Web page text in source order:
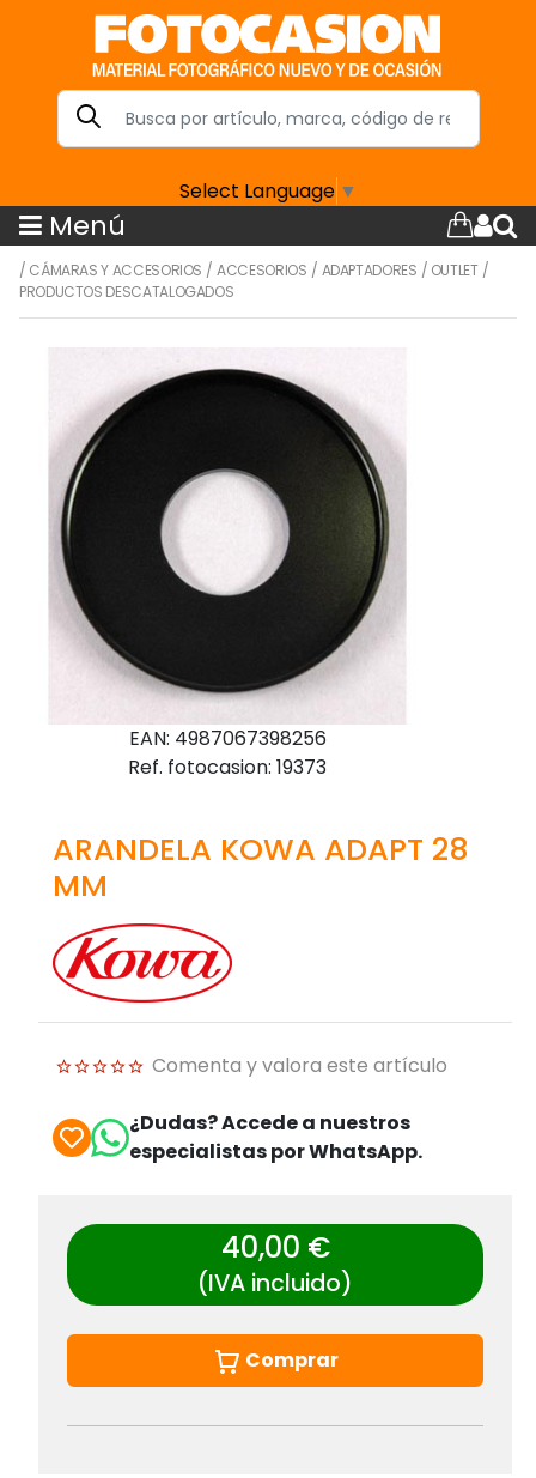
Select Language ▼
Menú
/ CÁMARAS Y ACCESORIOS /ACCESORIOS / ADAPTADORES / OUTLET/
PRODUCTOS DESCATALOGADOS
EAN: 4987067398256
Ref. fotocasion: 19373
ARANDELA KOWA ADAPT 28
MM
Comenta y valora este artículo
¿Dudas? Accede a nuestros
especialistas por WhatsApp.
40,00 €
(IVA incluido)
Comprar